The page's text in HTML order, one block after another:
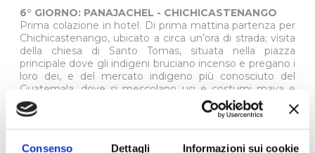
Consenso Dettagli Informazioni sui cookie
6° GIORNO: PANAJACHEL - CHICHICASTENANGO
Prima colazione in hotel. Di prima mattina partenza per
Chichicastenango, ubicato a circa un’ora di strada; visita
della chiesa di Santo Tomas, situata nella piazza
principale dove gli indigeni bruciano incenso e pregano i
loro dei, e del mercato indigeno più conosciuto del
Guatemala, dove si mescolano usi e costumi maya e
iberici. Il giovedi’ e la domenica, giorni di mercato, tutto
il paese diventa un gran bazar di artigianato dove si
possono trovare tessuti, oggetti in legno e ceramiche